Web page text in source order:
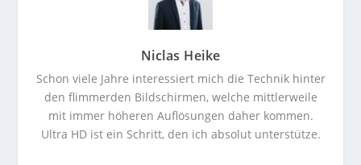
Niclas Heike
Schon viele Jahre interessiert mich die Technik hinter
den flimmerden Bildschirmen, welche mittlerweile
mit immer höheren Auflösungen daher kommen.
Ultra HD ist ein Schritt, den ich absolut unterstütze.